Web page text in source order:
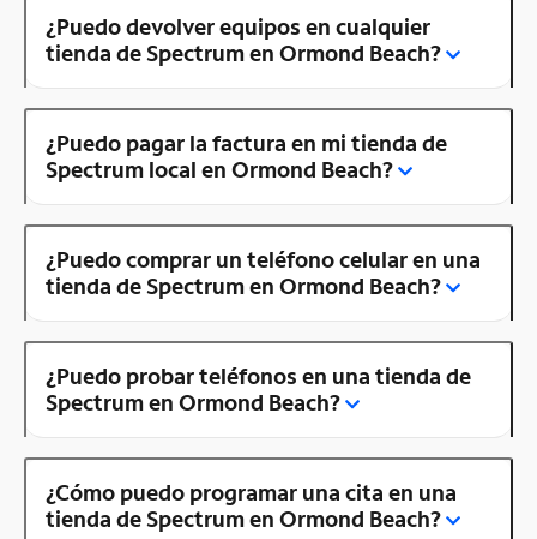
¿Puedo devolver equipos en cualquier
tienda de Spectrum en Ormond Beach?
¿Puedo pagar la factura en mi tienda de
Spectrum local en Ormond Beach?
¿Puedo comprar un teléfono celular en una
tienda de Spectrum en Ormond Beach?
¿Puedo probar teléfonos en una tienda de
Spectrum en Ormond Beach?
¿Cómo puedo programar una cita en una
tienda de Spectrum en Ormond Beach?